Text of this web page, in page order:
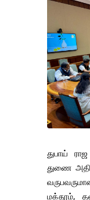
துபாய்
துணை
மக்தூம்,